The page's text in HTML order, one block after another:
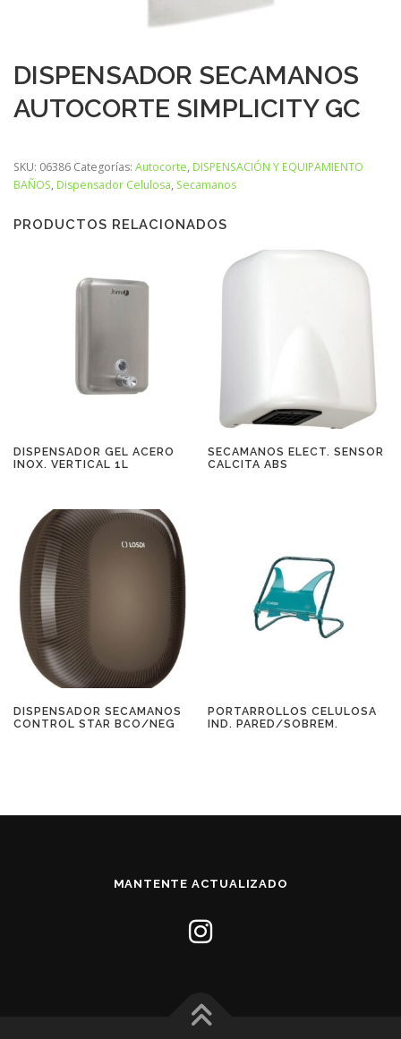
DISPENSADOR SECAMANOS
AUTOCORTE SIMPLICITY GC
SKU: 06386 Categorías: Autocorte, DISPENSACIÓN Y EQUIPAMIENTO
BAÑOS, Dispensador Celulosa, Secamanos
PRODUCTOS RELACIONADOS
DISPENSADOR GEL ACERO
INOX. VERTICAL 1L
SECAMANOS ELECT. SENSOR
CALCITA ABS
DISPENSADOR SECAMANOS
CONTROL STAR BCO/NEG
PORTARROLLOS CELULOSA
IND. PARED/SOBREM.
MANTENTE ACTUALIZADO